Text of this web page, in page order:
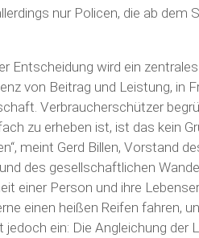
nur Policen, die ab dem
Entscheidung wird ein
von Beitrag und Leistung, in
Verbraucherschützer
zu erheben ist, ist das kein
meint Gerd Billen, Vorstand
des gesellschaftlichen
einer Person und ihre
einen heißen Reifen fahren,
ein: Die Angleichung der